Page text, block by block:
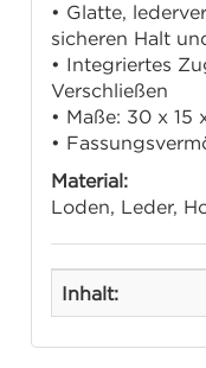
• Glatte,
sicheren Halt
• Integriertes
Verschließen
• Maße: 30 x 15
•
Material:
Loden, Leder,
Inhalt: